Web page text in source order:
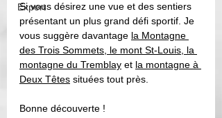
Expert
Si vous désirez une vue et des sentiers
présentant un plus grand défi sportif. Je
vous suggère davantage la Montagne
des Trois Sommets, le mont St-Louis la
montagne du Tremblay et la montagne à
Deux Têtes situées tout près.
Bonne découverte !